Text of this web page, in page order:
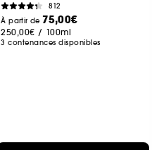
812
À partir de 75,00€
250,00€ / 100ml
3 contenances disponibles